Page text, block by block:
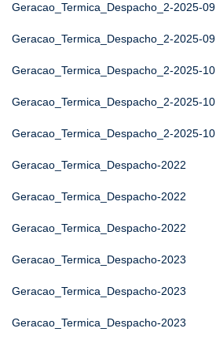
Geracao_Termica_Despacho_2-2025-09
Geracao_Termica_Despacho_2-2025-09
Geracao_Termica_Despacho_2-2025-10
Geracao_Termica_Despacho_2-2025-10
Geracao_Termica_Despacho_2-2025-10
Geracao_Termica_Despacho-2022
Geracao_Termica_Despacho-2022
Geracao_Termica_Despacho-2022
Geracao_Termica_Despacho-2023
Geracao_Termica_Despacho-2023
Geracao_Termica_Despacho-2023